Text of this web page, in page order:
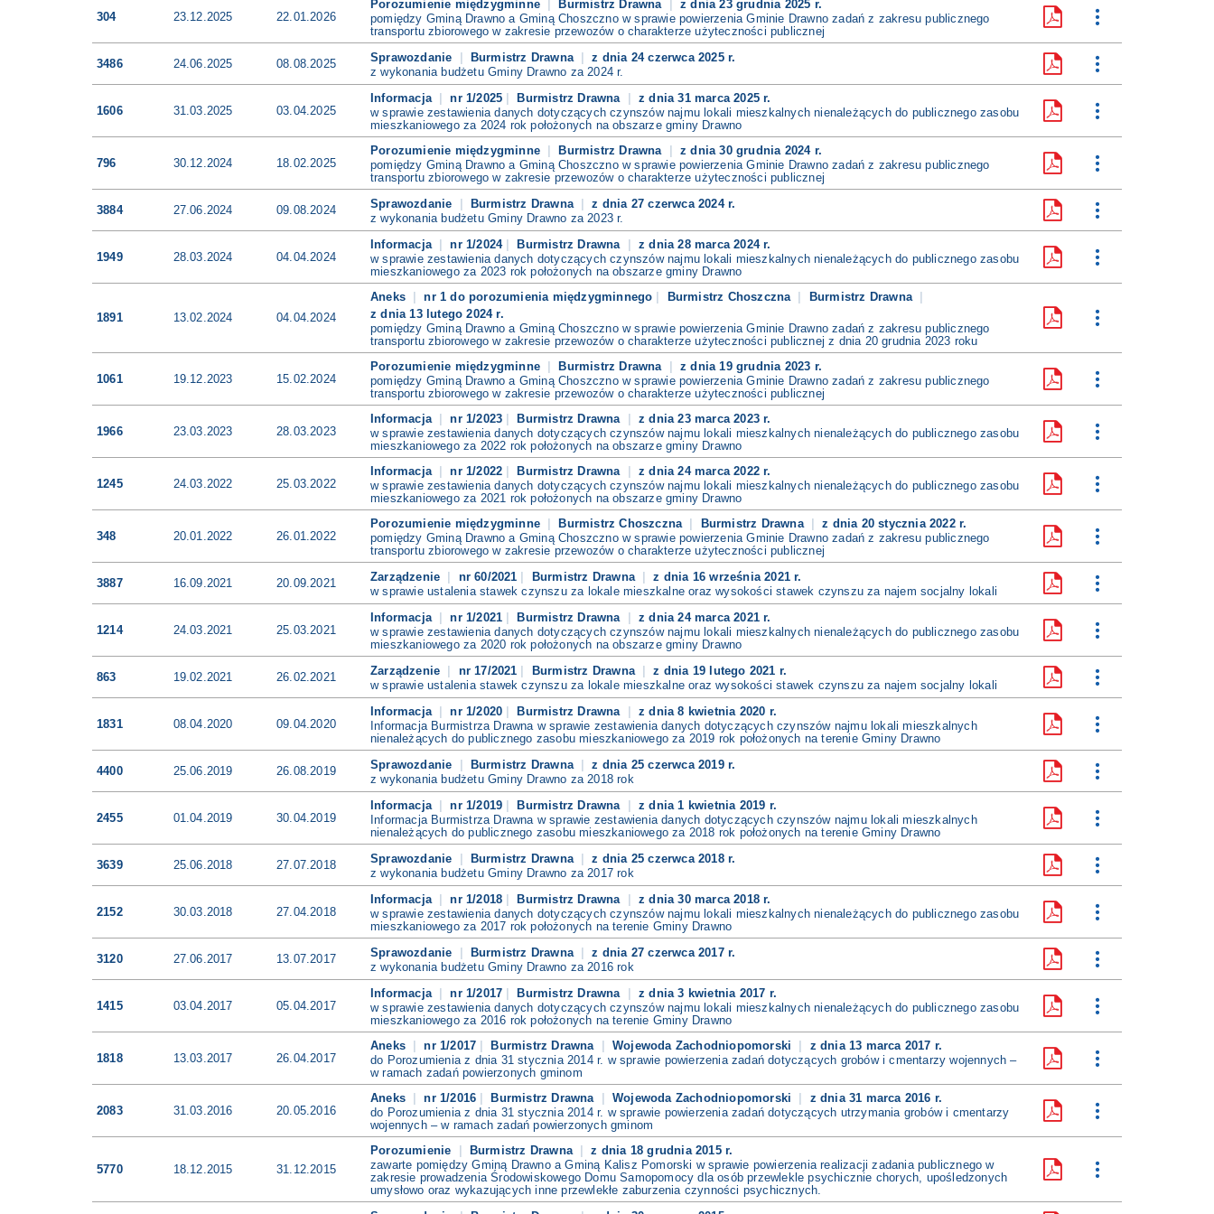
c
304 23.12.2025 22.01.2026
Porozumienie międzygminne Burmistrz Drawna
z dnia 23 grudnia 2025 r.
pomiędzy Gminą Drawno a Gminą Choszczno w sprawie powierzenia Gminie Drawno zadań z zakresu publicznego
transportu zbiorowego w zakresie przewozów o charakterze użyteczności publicznej
3486 24.06.2025 08.08.2025 Sprawozdanie Burmistrz Drawna
z dnia 24 czerwca 2025 r.
z wykonania budżetu Gminy Drawno za 2024 r.
1606 31.03.2025 03.04.2025
Informacja nr 1/2025 Burmistrz Drawna
z dnia 31 marca 2025 r.
w sprawie zestawienia danych dotyczących czynszów najmu lokali mieszkalnych nienależących do publicznego zasobu
mieszkaniowego za 2024 rok położonych na obszarze gminy Drawno
796 30.12.2024 18.02.2025
Porozumienie międzygminne Burmistrz Drawna
z dnia 30 grudnia 2024 r.
pomiędzy Gminą Drawno a Gminą Choszczno w sprawie powierzenia Gminie Drawno zadań z zakresu publicznego
transportu zbiorowego w zakresie przewozów o charakterze użyteczności publicznej
3884 27.06.2024 09.08.2024 Sprawozdanie Burmistrz Drawna
z dnia 27 czerwca 2024 r.
z wykonania budżetu Gminy Drawno za 2023 r.
1949 28.03.2024 04.04.2024
Informacja nr 1/2024 Burmistrz Drawna
z dnia 28 marca 2024 r.
w sprawie zestawienia danych dotyczących czynszów najmu lokali mieszkalnych nienależących do publicznego zasobu
mieszkaniowego za 2023 rok położonych na obszarze gminy Drawno
1891 13.02.2024 04.04.2024
Aneks nr 1 do porozumienia międzygminnego Burmistrz Choszczna
Burmistrz Drawna
z dnia 13 lutego 2024 r.
pomiędzy Gminą Drawno a Gminą Choszczno w sprawie powierzenia Gminie Drawno zadań z zakresu publicznego
transportu zbiorowego w zakresie przewozów o charakterze użyteczności publicznej z dnia 20 grudnia 2023 roku
1061 19.12.2023 15.02.2024
Porozumienie międzygminne Burmistrz Drawna
z dnia 19 grudnia 2023 r.
pomiędzy Gminą Drawno a Gminą Choszczno w sprawie powierzenia Gminie Drawno zadań z zakresu publicznego
transportu zbiorowego w zakresie przewozów o charakterze użyteczności publicznej
1966 23.03.2023 28.03.2023
Informacja nr 1/2023 Burmistrz Drawna
z dnia 23 marca 2023 r.
w sprawie zestawienia danych dotyczących czynszów najmu lokali mieszkalnych nienależących do publicznego zasobu
mieszkaniowego za 2022 rok położonych na obszarze gminy Drawno
1245 24.03.2022 25.03.2022
Informacja nr 1/2022 Burmistrz Drawna
z dnia 24 marca 2022 r.
w sprawie zestawienia danych dotyczących czynszów najmu lokali mieszkalnych nienależących do publicznego zasobu
mieszkaniowego za 2021 rok położonych na obszarze gminy Drawno
348 20.01.2022 26.01.2022
Porozumienie międzygminne Burmistrz Choszczna Burmistrz Drawna
z dnia 20 stycznia 2022 r.
pomiędzy Gminą Drawno a Gminą Choszczno w sprawie powierzenia Gminie Drawno zadań z zakresu publicznego
transportu zbiorowego w zakresie przewozów o charakterze użyteczności publicznej
3887 16.09.2021 20.09.2021 Zarządzenie nr 60/2021 Burmistrz Drawna
z dnia 16 września 2021 r.
w sprawie ustalenia stawek czynszu za lokale mieszkalne oraz wysokości stawek czynszu za najem socjalny lokali
1214 24.03.2021 25.03.2021
Informacja nr 1/2021 Burmistrz Drawna
z dnia 24 marca 2021 r.
w sprawie zestawienia danych dotyczących czynszów najmu lokali mieszkalnych nienależących do publicznego zasobu
mieszkaniowego za 2020 rok położonych na obszarze gminy Drawno
863 19.02.2021 26.02.2021 Zarządzenie nr 17/2021 Burmistrz Drawna
z dnia 19 lutego 2021 r.
w sprawie ustalenia stawek czynszu za lokale mieszkalne oraz wysokości stawek czynszu za najem socjalny lokali
1831 08.04.2020 09.04.2020
Informacja nr 1/2020 Burmistrz Drawna
z dnia 8 kwietnia 2020 r.
Informacja Burmistrza Drawna w sprawie zestawienia danych dotyczących czynszów najmu lokali mieszkalnych
nienależących do publicznego zasobu mieszkaniowego za 2019 rok położonych na terenie Gminy Drawno
4400 25.06.2019 26.08.2019 Sprawozdanie Burmistrz Drawna
z dnia 25 czerwca 2019 r.
z wykonania budżetu Gminy Drawno za 2018 rok
2455 01.04.2019 30.04.2019
Informacja nr 1/2019 Burmistrz Drawna
z dnia 1 kwietnia 2019 r.
Informacja Burmistrza Drawna w sprawie zestawienia danych dotyczących czynszów najmu lokali mieszkalnych
nienależących do publicznego zasobu mieszkaniowego za 2018 rok położonych na terenie Gminy Drawno
3639 25.06.2018 27.07.2018 Sprawozdanie Burmistrz Drawna
z dnia 25 czerwca 2018 r.
z wykonania budżetu Gminy Drawno za 2017 rok
2152 30.03.2018 27.04.2018
Informacja nr 1/2018 Burmistrz Drawna
z dnia 30 marca 2018 r.
w sprawie zestawienia danych dotyczących czynszów najmu lokali mieszkalnych nienależących do publicznego zasobu
mieszkaniowego za 2017 rok położonych na terenie Gminy Drawno
3120 27.06.2017 13.07.2017 Sprawozdanie Burmistrz Drawna
z dnia 27 czerwca 2017 r.
z wykonania budżetu Gminy Drawno za 2016 rok
1415 03.04.2017 05.04.2017
Informacja nr 1/2017 Burmistrz Drawna
z dnia 3 kwietnia 2017 r.
w sprawie zestawienia danych dotyczących czynszów najmu lokali mieszkalnych nienależących do publicznego zasobu
mieszkaniowego za 2016 rok położonych na terenie Gminy Drawno
1818 13.03.2017 26.04.2017
Aneks nr 1/2017 Burmistrz Drawna Wojewoda Zachodniopomorski
z dnia 13 marca 2017 r.
do Porozumienia z dnia 31 stycznia 2014 r. w sprawie powierzenia zadań dotyczących grobów i cmentarzy wojennych –
w ramach zadań powierzonych gminom
2083 31.03.2016 20.05.2016
Aneks nr 1/2016 Burmistrz Drawna Wojewoda Zachodniopomorski
z dnia 31 marca 2016 r.
do Porozumienia z dnia 31 stycznia 2014 r. w sprawie powierzenia zadań dotyczących utrzymania grobów i cmentarzy
wojennych – w ramach zadań powierzonych gminom
5770 18.12.2015 31.12.2015
Porozumienie Burmistrz Drawna
z dnia 18 grudnia 2015 r.
zawarte pomiędzy Gminą Drawno a Gminą Kalisz Pomorski w sprawie powierzenia realizacji zadania publicznego w
zakresie prowadzenia Środowiskowego Domu Samopomocy dla osób przewlekle psychicznie chorych, upośledzonych
umysłowo oraz wykazujących inne przewlekłe zaburzenia czynności psychicznych.